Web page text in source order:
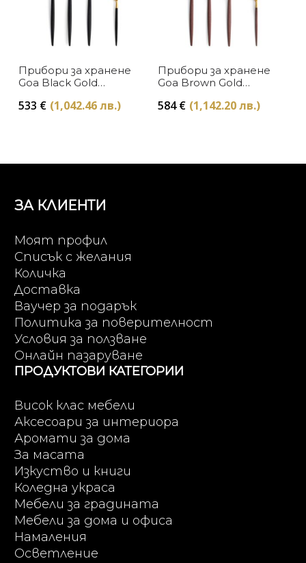
Прибори за хранене
Goa Black Gold
533 € (1,042.46 лв.)
Прибори за хранене
Goa Brown Gold
584€ (1,142.20 лв.)
ЗА КЛИЕНТИ
Моят профил
Списък с желания
Количка
Доставка
Ваучер за подарък
Политика за поверителност
Условия за ползване
Онлайн пазаруване
ПРОДУКТОВИ КАТЕГОРИИ
Висок клас мебели
Аксесоари за интериора
Аромати за дома
За масата
Изкуство и книги
Коледна украса
Мебели за градината
Мебели за дома и офиса
Намаления
Осветление